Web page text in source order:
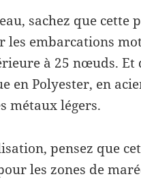
sachez que cette
embarcations
à 25 nœuds. Et
en Polyester, en
métaux légers.
pensez que
les zones de